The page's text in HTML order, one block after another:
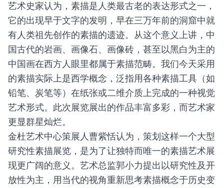
艺术史家认为，素描是人类最古老的表达形式之一，
它的出现早于文字的发明，早在三万年前的洞窟中就
有人类祖先创作的素描的遗迹。从这个意义上讲，中
国古代的岩画、画像石、画像砖，甚至以黑白为主的
中国画在西方人眼里都属于素描范畴。我们今天采用
的素描实际上是西学概念，泛指用各种素描工具（如
铅笔、炭笔等）在纸张或二维介质上完成的一种视觉
艺术形式。此次展览展出的作品丰富多彩，而艺术家
更显群星灿烂。
金杜艺术中心策展人曹紫恬认为，策划这样一个大型
研究性素描展览，是为了让独特而唯一的素描艺术展
现更广阔的意义。艺术总监郭小力提出以研究性及开
放性为主，用当代的视角重新思考素描概念于历史变